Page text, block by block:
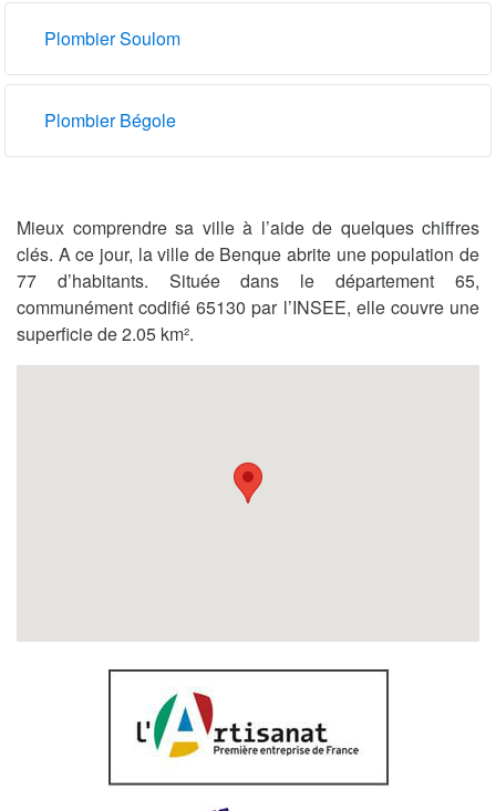
Plombier Soulom
Plombier Bégole
Mieux comprendre sa ville à l’aide de quelques chiffres
clés. A ce jour, la ville de Benque abrite une population de
77 d’habitants. Située dans le département 65,
communément codifié 65130 par l’INSEE, elle couvre une
superficie de 2.05 km².